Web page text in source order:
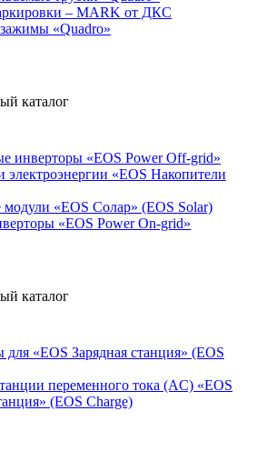
– MARK от ДКС
«Quadro»
каталог
инверторы «EOS Power Off-grid»
электроэнергии «EOS Накопители
«EOS Солар» (EOS Solar)
«EOS Power On-grid»
каталог
для «EOS Зарядная станция» (EOS
переменного тока (AC) «EOS
(EOS Charge)